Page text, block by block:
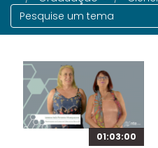
01:03:00